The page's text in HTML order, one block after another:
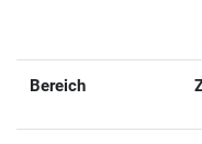
Bereich